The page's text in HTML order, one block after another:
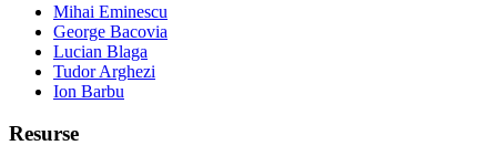
Mihai Eminescu
George Bacovia
Lucian Blaga
Tudor Arghezi
Ion Barbu
Resurse